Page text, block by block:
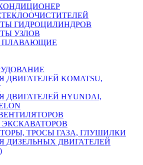
ГИДРОЦИЛИНДРОВ
УЗЛОВ
ПЛАВАЮЩИЕ
ДВИГАТЕЛЕЙ KOMATSU,
ДВИГАТЕЛЕЙ HYUNDAI,
ТРОСЫ ГАЗА, ГЛУШИЛКИ
ДИЗЕЛЬНЫХ ДВИГАТЕЛЕЙ